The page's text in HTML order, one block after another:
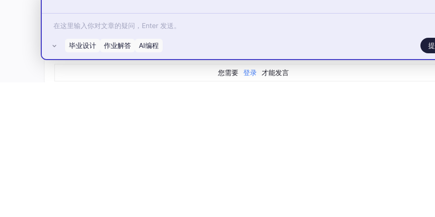
所有评论(0)
您需要 登录 才能发言
毕业设计 作业解答 AI编程